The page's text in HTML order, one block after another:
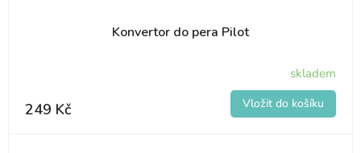
Konvertor do pera Pilot
skladem
249 Kč